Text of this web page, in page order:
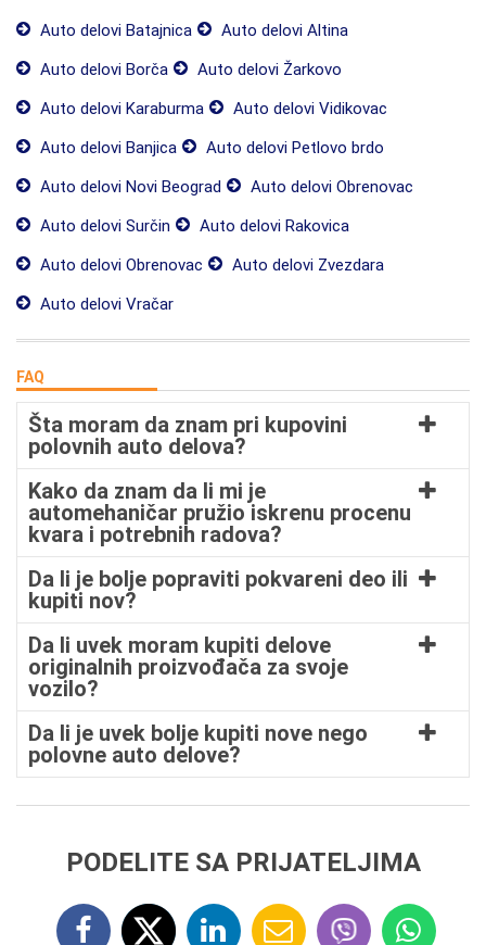
Auto delovi Batajnica
Auto delovi Altina
Auto delovi Borča
Auto delovi Žarkovo
Auto delovi Karaburma
Auto delovi Vidikovac
Auto delovi Banjica
Auto delovi Petlovo brdo
Auto delovi Novi Beograd
Auto delovi Obrenovac
Auto delovi Surčin
Auto delovi Rakovica
Auto delovi Obrenovac
Auto delovi Zvezdara
Auto delovi Vračar
FAQ
Šta moram da znam pri kupovini
polovnih auto delova?
Kako da znam da li mi je
automehaničar pružio iskrenu procenu
kvara i potrebnih radova?
Da li je bolje popraviti pokvareni deo ili
kupiti nov?
Da li uvek moram kupiti delove
originalnih proizvođača za svoje
vozilo?
Da li je uvek bolje kupiti nove nego
polovne auto delove?
PODELITE SA PRIJATELJIMA